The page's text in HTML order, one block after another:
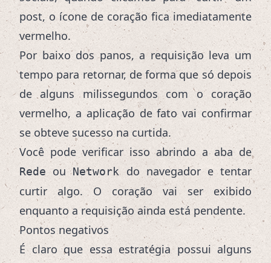
post, o ícone de coração fica imediatamente
vermelho.
Por baixo dos panos, a requisição leva um
tempo para retornar, de forma que só depois
de alguns milissegundos com o coração
vermelho, a aplicação de fato vai confirmar
se obteve sucesso na curtida.
Você pode verificar isso abrindo a aba de
Rede ouNetworkdo navegador e tentar
curtir algo. O coração vai ser exibido
enquanto a requisição ainda está pendente.
Pontos negativos
É claro que essa estratégia possui alguns